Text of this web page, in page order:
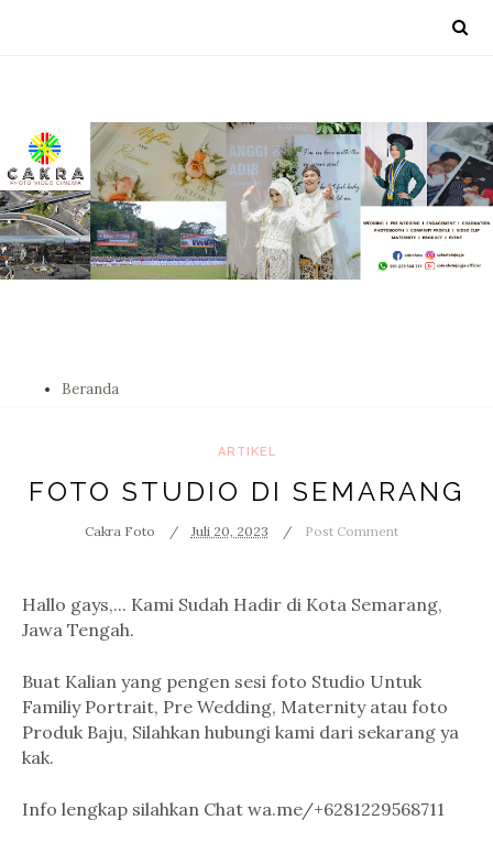
Beranda
ARTIKEL
FOTO STUDIO DI SEMARANG
Cakra Foto Juli 20, 2023 Post Comment
Hallo gays,... Kami Sudah Hadir di Kota Semarang,
Jawa Tengah.
Buat Kalian yang pengen sesi foto Studio Untuk
Familiy Portrait, Pre Wedding, Maternity atau foto
Produk Baju, Silahkan hubungi kami dari sekarang ya
kak.
Info lengkap silahkan Chat wa.me/+6281229568711